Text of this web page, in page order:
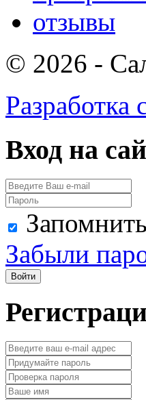
отзывы
© 2026 -
Разработка
Вход на
Забыли